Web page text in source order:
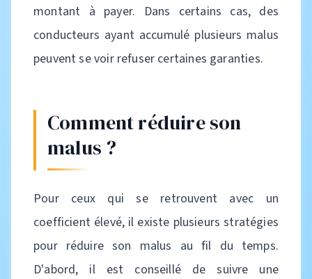
montant à payer. Dans certains cas, des
conducteurs ayant accumulé plusieurs malus
peuvent se voir refuser certaines garanties.
Comment réduire son
malus ?
Pour ceux qui se retrouvent avec un
coefficient élevé, il existe plusieurs stratégies
pour réduire son malus au fil du temps.
D'abord, il est conseillé de suivre une